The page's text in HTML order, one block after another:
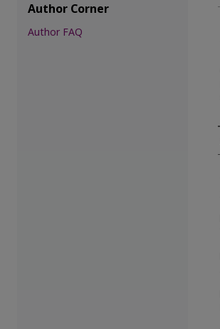
Author Corner
Author FAQ